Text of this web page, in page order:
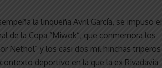
la linqueña Avril García, se impuso
de la Copa “Miwok”, que conmemora los
Nethol” y los casi dos mil hinchas triperos
deportivo en la que la ex Rivadavia